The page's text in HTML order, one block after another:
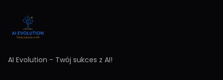
AI Evolution - Twój sukces z AI!